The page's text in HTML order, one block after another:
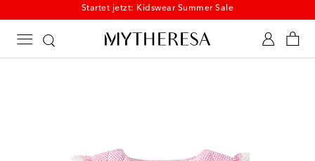
Startet jetzt: Kidswear Summer Sale